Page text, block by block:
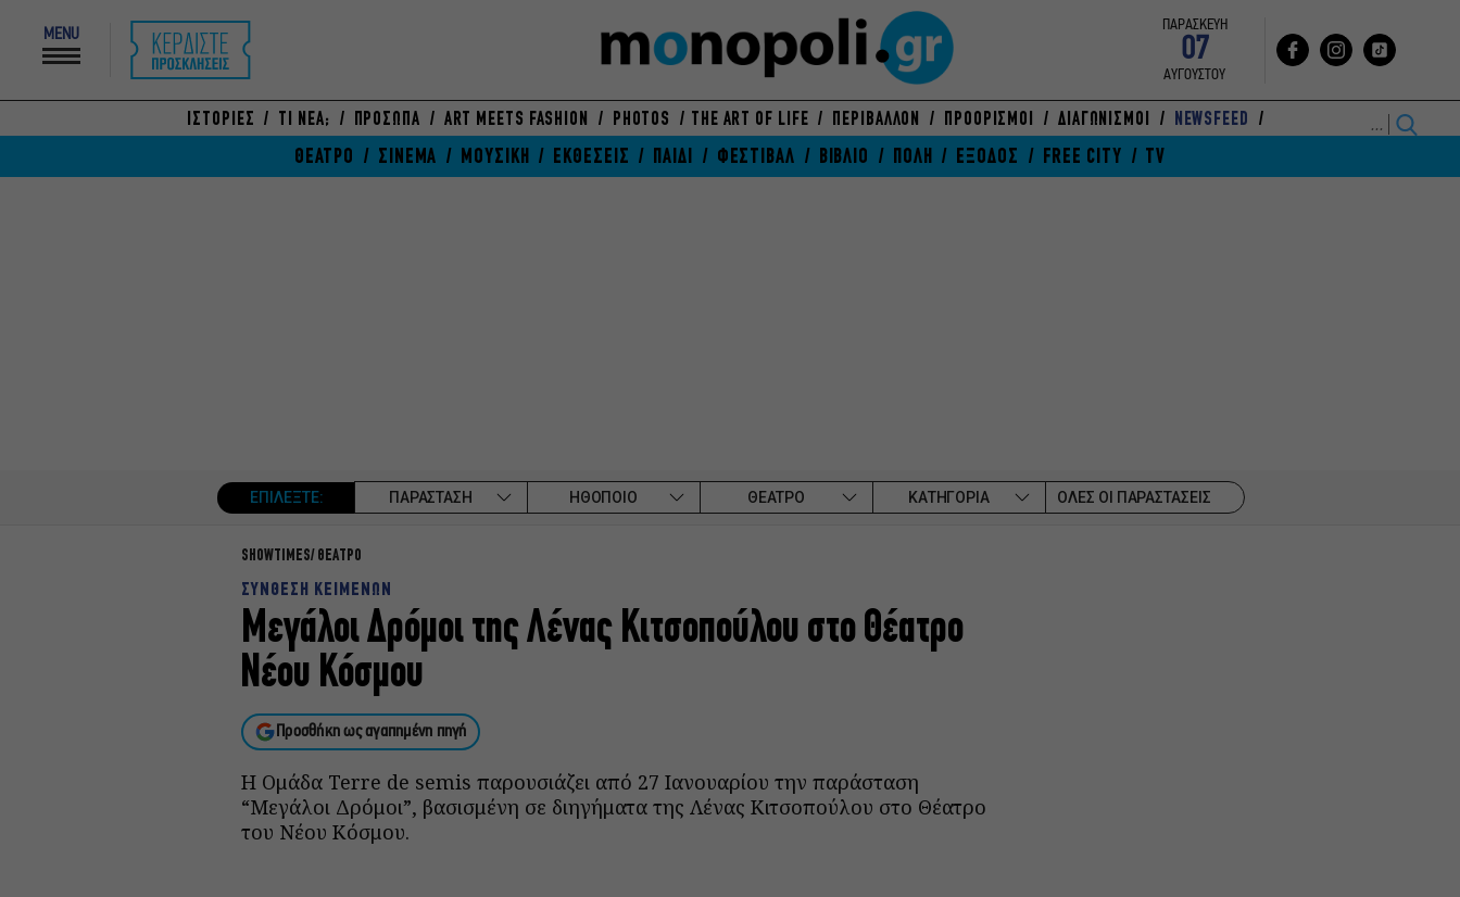
MENU
ΠΑΡΑΣΚΕΥΗ
07
ΑΥΓΟΥΣΤΟΥ
ΙΣΤΟΡΙΕΣ ΤΙ ΝΕΑ; ΠΡΟΣΩΠΑ ART MEETS FASHION PHOTOS THE ART OF LIFE ΠΕΡΙΒΑΛΛΟΝ ΠΡΟΟΡΙΣΜΟΙ ΔΙΑΓΩΝΙΣΜΟΙ NEWSFEED
ΘΕΑΤΡΟ ΣΙΝΕΜΑ ΜΟΥΣΙΚΗ ΕΚΘΕΣΕΙΣ ΠΑΙΔΙ ΦΕΣΤΙΒΑΛ ΒΙΒΛΙΟ ΠΟΛΗ ΕΞΟΔΟΣ FREE CITY TV
ΕΠΙΛΕΞΤΕ: ΠΑΡΑΣΤΑΣΗ ΗΘΟΠΟΙΟ ΘΕΑΤΡΟ ΚΑΤΗΓΟΡΙΑ ΟΛΕΣ ΟΙ ΠΑΡΑΣΤΑΣΕΙΣ
SHOWTIMES ΘΕΑΤΡΟ
ΣΥΝΘΕΣΗ ΚΕΙΜΕΝΩΝ
Μεγάλοι Δρόμοι της Λένας Κιτσοπούλου στο Θέατρο
Νέου Κόσμου
Προσθήκη ως αγαπημένη πηγή
Η Ομάδα Terre de semis παρουσιάζει από 27 Ιανουαρίου την παράσταση
“Μεγάλοι Δρόμοι”, βασισμένη σε διηγήματα της Λένας Κιτσοπούλου στο Θέατρο
του Νέου Κόσμου.